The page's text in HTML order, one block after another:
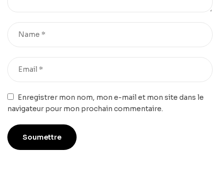
Enregistrer mon nom, mon e-mail et mon site dans le
navigateur pour mon prochain commentaire.